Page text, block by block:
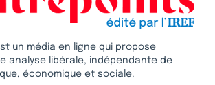
un média en ligne qui propose
analyse libérale, indépendante de
économique et sociale.